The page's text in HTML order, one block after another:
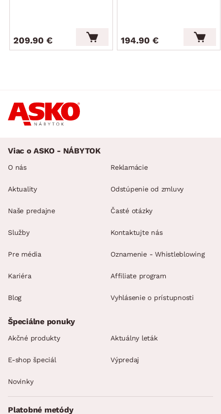
209.90 € 194.90 €
Viac o ASKO - NÁBYTOK
O nás
Aktuality
Naše predajne
Služby
Pre média
Kariéra
Blog
Reklamácie
Odstúpenie od zmluvy
Časté otázky
Kontaktujte nás
Oznamenie - Whistleblowing
Affiliate program
Vyhlásenie o prístupnosti
Špeciálne ponuky
Akčné produkty Aktuálny leták
E-shop špeciál Výpredaj
Novinky
Platobné metódy